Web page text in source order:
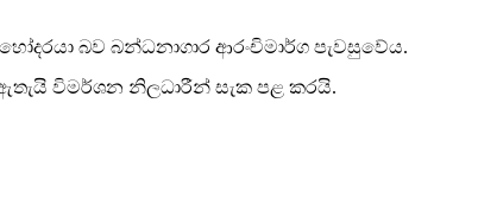
බව බන්ධනාගාර ආරංචිමාර්ග පැවසුවේය.
විමර්ශන නිලධාරීන් සැක පළ කරයි.